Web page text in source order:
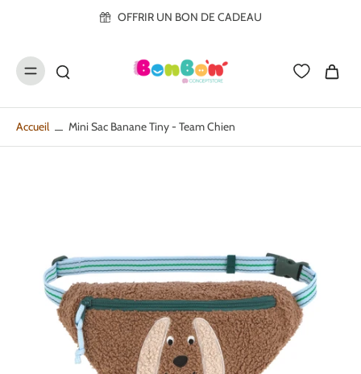
OFFRIR UN BON DE CADEAU
Accueil Mini Sac Banane Tiny - Team Chien